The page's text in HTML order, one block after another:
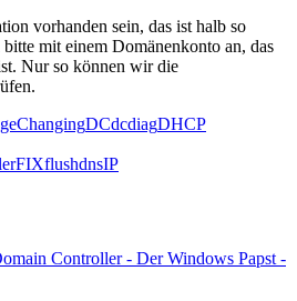
vorhanden sein, das ist halb so
mit einem Domänenkonto an, das
Nur so können wir die
ChangingDCdcdiagDHCP
FIXflushdnsIP
Controller - Der Windows Papst -